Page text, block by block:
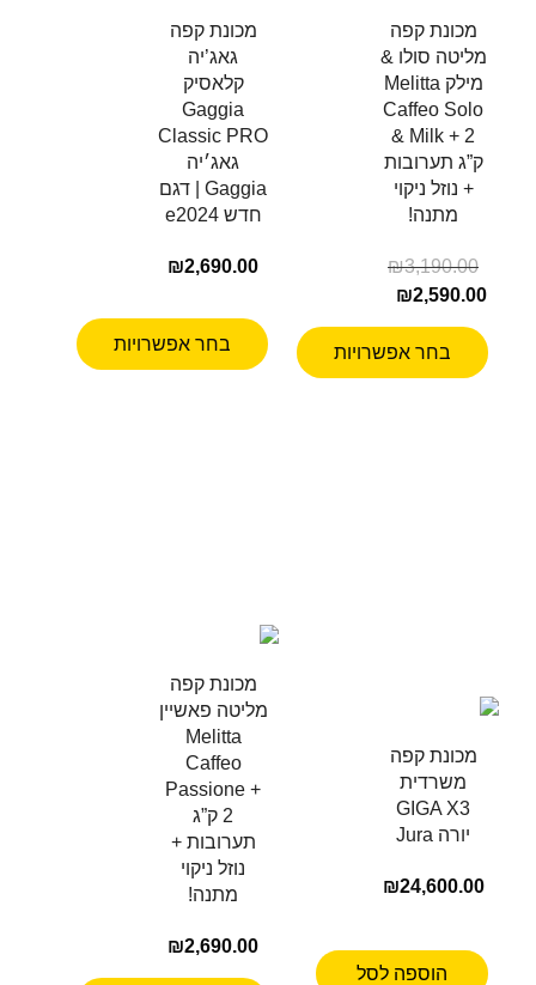
מכונת קפה
מליטה סולו &
מילק Melitta
Caffeo Solo
& Milk + 2
ק”ג תערובות
+ נוזל ניקוי
מתנה!
₪3,190.00
₪2,590.00
בחר אפשרויות
מכונת קפה
גאג’יה
קלאסיק
Gaggia
Classic PRO
גאג׳יה
Gaggia | דגם
חדש e2024
₪2,690.00
בחר אפשרויות
מכונת קפה
משרדית
GIGA X3
יורה Jura
₪24,600.00
הוספה לסל
מכונת קפה
מליטה פאשיין
Melitta
Caffeo
Passione +
2 ק”ג
תערובות +
נוזל ניקוי
מתנה!
₪2,690.00